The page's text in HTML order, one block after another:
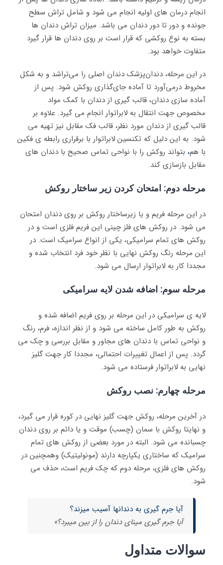
انجام درمان های اولیه انجام می شود و شامل تراش سطح
جونده و دور تا دور دندان می باشد. میزان تراش دندان ها
بسته به نوع روکشی که قرار است بر روی دندان ها قرار گیرد
متفاوت خواهد بود.
در این مرحله، دندان‌پزشک دندان اصلی را می‌تراشد و به شکل
مخروط درمی‌آورد تا آماده جای‌گذاری روکش شود. پس از
آماده سازی دندان، قالب گیری از دندان با کمک مواد
مخصوص جهت انتقال به لابراتوار انجام می گیرد. علاوه بر
قالب گیری از دندان مورد نظر، قالب فک مقابل نیز تهیه می
شود. به این دلیل که تکنسین لابراتوار با برقراری رابطه ی فکین
با هم، بتواند روکش را با نواحی تماس صحیح با دندان های
مقابل بازسازی کند.
مرحله دوم: امتحان کردن زیر ساختار روکش
در این مرحله فریم و یا زیرساختار روکش بر روی دندان امتحان
می شود. در روکش های فلز چینی این فریم فلزی است و در
روکش های تمام سرامیکی، یکی از انواع سرامیک است. در
این مرحله رنگ روکش نهایی با نظر خود فرد انتخاب شده و
مجددا کار به لابراتوار ارسال می شود.
مرحله سوم: اضافه شدن لایه سرامیکی
لایه ی سرامیکی در این مرحله بر روی فریم اضافه شده و
روکش به طور کامل ساخته می شود و از نظر اندازه، فرم، رنگ
و نواحی تماس با دندان های مجاور و مقابل بررسی و چک می
گردد. پس از اعمال تغییرات احتمالی، مجددا کار جهت گلیز
نهایی به لابراتوار فرستاده می شود.
مرحله چهارم: نصب روکش
در آخرین مرحله، روکش جهت گلیز نهایی در کوره قرار می گیرد،
و نهایتا روکش با سمان (چسب) موقت و یا دائم بر روی دندان
چسبانده می شود. البته در مورد بعضی از روکش های تمام
سرامیک که ساختاری یکپارچه دارند (مونولیتیک) وهمچنین در
روکش های فلزی، مرحله دوم که چک فریم است، حذف می
شود.
آیا جرم گیری به دندانها آسیب میزند؟
آیا جرم گیری مینای دندان را از بین میبرد؟»
سوالات متداول